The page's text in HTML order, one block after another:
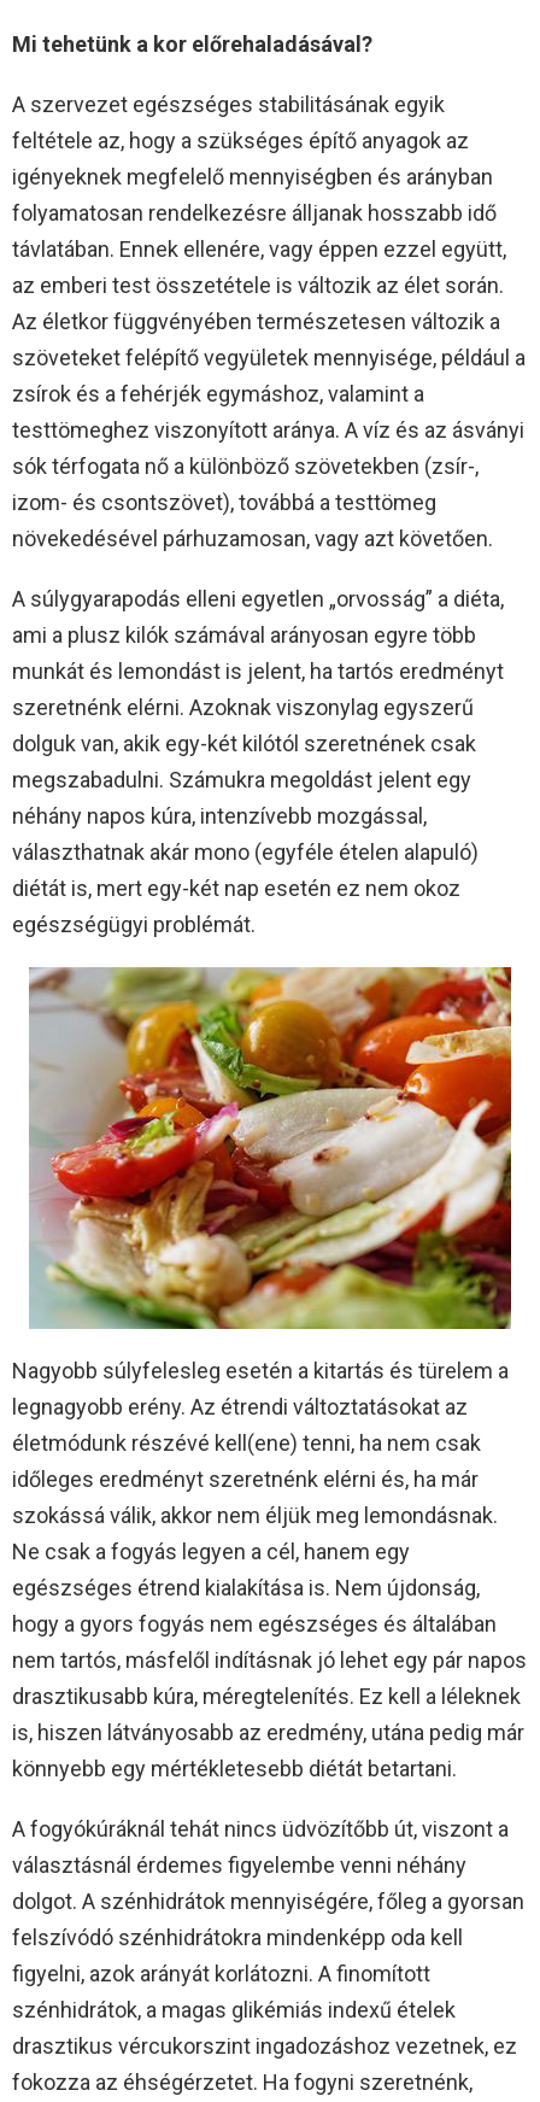
Mi tehetünk a kor előrehaladásával?
A szervezet egészséges stabilitásának egyik
feltétele az, hogy a szükséges építő anyagok az
igényeknek megfelelő mennyiségben és arányban
folyamatosan rendelkezésre álljanak hosszabb idő
távlatában. Ennek ellenére, vagy éppen ezzel együtt,
az emberi test összetétele is változik az élet során.
Az életkor függvényében természetesen változik a
szöveteket felépítő vegyületek mennyisége, például a
zsírok és a fehérjék egymáshoz, valamint a
testtömeghez viszonyított aránya. A víz és az ásványi
sók térfogata nő a különböző szövetekben (zsír-,
izom- és csontszövet), továbbá a testtömeg
növekedésével párhuzamosan, vagy azt követően.
A súlygyarapodás elleni egyetlen „orvosság” a diéta,
ami a plusz kilók számával arányosan egyre több
munkát és lemondást is jelent, ha tartós eredményt
szeretnénk elérni. Azoknak viszonylag egyszerű
dolguk van, akik egy-két kilótól szeretnének csak
megszabadulni. Számukra megoldást jelent egy
néhány napos kúra, intenzívebb mozgással,
választhatnak akár mono (egyféle ételen alapuló)
diétát is, mert egy-két nap esetén ez nem okoz
egészségügyi problémát.
Nagyobb súlyfelesleg esetén a kitartás és türelem a
legnagyobb erény. Az étrendi változtatásokat az
életmódunk részévé kell(ene) tenni, ha nem csak
időleges eredményt szeretnénk elérni és, ha már
szokássá válik, akkor nem éljük meg lemondásnak.
Ne csak a fogyás legyen a cél, hanem egy
egészséges étrend kialakítása is. Nem újdonság,
hogy a gyors fogyás nem egészséges és általában
nem tartós, másfelől indításnak jó lehet egy pár napos
drasztikusabb kúra, méregtelenítés. Ez kell a léleknek
is, hiszen látványosabb az eredmény, utána pedig már
könnyebb egy mértékletesebb diétát betartani.
A fogyókúráknál tehát nincs üdvözítőbb út, viszont a
választásnál érdemes figyelembe venni néhány
dolgot. A szénhidrátok mennyiségére, főleg a gyorsan
felszívódó szénhidrátokra mindenképp oda kell
figyelni, azok arányát korlátozni. A finomított
szénhidrátok, a magas glikémiás indexű ételek
drasztikus vércukorszint ingadozáshoz vezetnek, ez
fokozza az éhségérzetet. Ha fogyni szeretnénk,